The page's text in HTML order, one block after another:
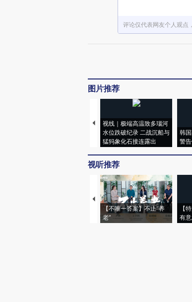
评论仅代表网友个人观点
图片推荐
视线｜极端高温致多瑙河
水位跌破纪录 二战沉船与
猛犸象化石接连露出
韩
警
视听推荐
【不唯一答案】不止“养
老”
【
有